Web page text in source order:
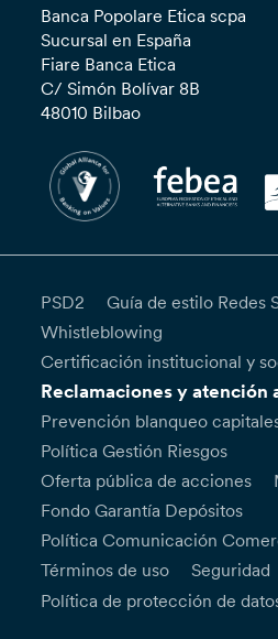
Banca Popolare Etica scpa
Sucursal en España
Fiare Banca Etica
C/ Simón Bolívar 8B
48010 Bilbao
PSD2
Guía de estilo Redes
Whistleblowing
Certificación institucional y
Reclamaciones y atención
Prevención blanqueo
Política Gestión Riesgos
Oferta pública de acciones
Fondo Garantía Depósitos
Política Comunicación
Términos de uso
Seguridad
Política de protección de